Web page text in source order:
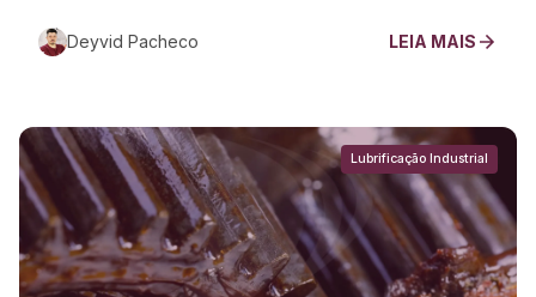
Deyvid Pacheco LEIA MAIS
Lubrificação Industrial